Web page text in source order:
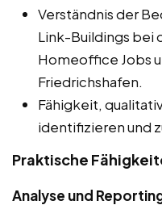
Verständnis der
Link-Buildings bei
Homeoffice Jobs
Friedrichshafen.
Fähigkeit,
identifizieren und
Praktische
Analyse und